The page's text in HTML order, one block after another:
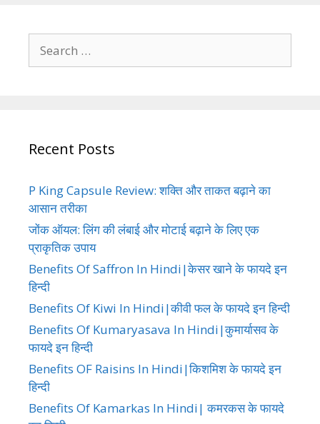
for:
Recent Posts
P King Capsule Review: शक्ति और ताकत बढ़ाने का
आसान तरीका
जोंक ऑयल: लिंग की लंबाई और मोटाई बढ़ाने के लिए एक
प्राकृतिक उपाय
Benefits Of Saffron In Hindi|केसर खाने के फायदे इन
हिन्दी
Benefits Of Kiwi In Hindi|कीवी फल के फायदे इन हिन्दी
Benefits Of Kumaryasava In Hindi|कुमार्यासव के
फायदे इन हिन्दी
Benefits OF Raisins In Hindi|किशमिश के फायदे इन
हिन्दी
Benefits Of Kamarkas In Hindi| कमरकस के फायदे